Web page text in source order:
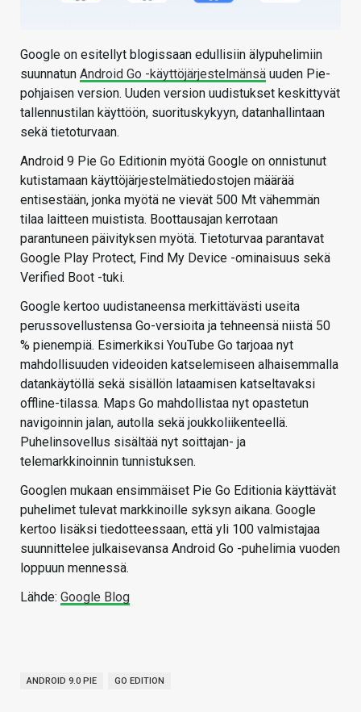
Google on esitellyt blogissaan edullisiin älypuhelimiin
suunnatun Android Go -käyttöjärjestelmänsä uuden Pie-
pohjaisen version. Uuden version uudistukset keskittyvät
tallennustilan käyttöön, suorituskykyyn, datanhallintaan
sekä tietoturvaan.
Android 9 Pie Go Editionin myötä Google on onnistunut
kutistamaan käyttöjärjestelmätiedostojen määrää
entisestään, jonka myötä ne vievät 500 Mt vähemmän
tilaa laitteen muistista. Boottausajan kerrotaan
parantuneen päivityksen myötä. Tietoturvaa parantavat
Google Play Protect, Find My Device -ominaisuus sekä
Verified Boot -tuki.
Google kertoo uudistaneensa merkittävästi useita
perussovellustensa Go-versioita ja tehneensä niistä 50
% pienempiä. Esimerkiksi YouTube Go tarjoaa nyt
mahdollisuuden videoiden katselemiseen alhaisemmalla
datankäytöllä sekä sisällön lataamisen katseltavaksi
offline-tilassa. Maps Go mahdollistaa nyt opastetun
navigoinnin jalan, autolla sekä joukkoliikenteellä.
Puhelinsovellus sisältää nyt soittajan- ja
telemarkkinoinnin tunnistuksen.
Googlen mukaan ensimmäiset Pie Go Editionia käyttävät
puhelimet tulevat markkinoille syksyn aikana. Google
kertoo lisäksi tiedotteessaan, että yli 100 valmistajaa
suunnittelee julkaisevansa Android Go -puhelimia vuoden
loppuun mennessä.
Lähde: Google Blog
ANDROID 9.0 PIE GO EDITION